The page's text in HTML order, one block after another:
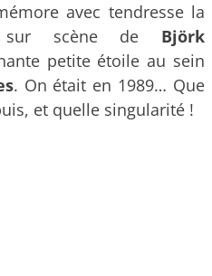
avec tendresse la
sur scène de Björk
petite étoile au sein
. On était en 1989… Que
et quelle singularité !